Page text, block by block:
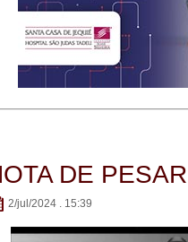
DE PESAR
2/jul/2024 . 15:39